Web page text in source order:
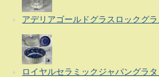
アデリアゴールドグラスロックグラ
ロイヤルセラミックジャパングラタ